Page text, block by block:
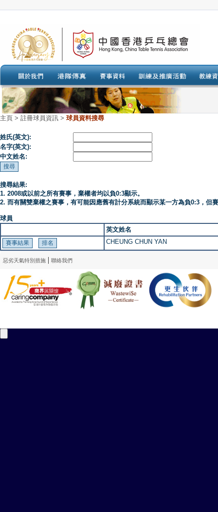
主頁 > 註冊球員資訊 > 球員資料搜尋
姓氏(英文):
名字(英文):
中文姓名:
搜尋結果:
1. 2008或以前之所有賽事，棄權者均以負0:3顯示。
2. 而有關雙棄權之賽事，有可能因應舊有計分系統而顯示某一方為負0:3，但
球員
英文姓名
CHEUNG CHUN YAN